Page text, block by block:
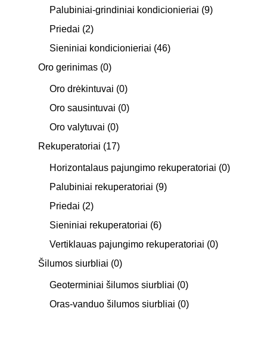
Palubiniai-grindiniai kondicionieriai (9)
Priedai (2)
Sieniniai kondicionieriai (46)
Oro gerinimas (0)
Oro drėkintuvai (0)
Oro sausintuvai (0)
Oro valytuvai (0)
Rekuperatoriai (17)
Horizontalaus pajungimo rekuperatoriai (0)
Palubiniai rekuperatoriai (9)
Priedai (2)
Sieniniai rekuperatoriai (6)
Vertiklauas pajungimo rekuperatoriai (0)
Šilumos siurbliai (0)
Geoterminiai šilumos siurbliai (0)
Oras-vanduo šilumos siurbliai (0)